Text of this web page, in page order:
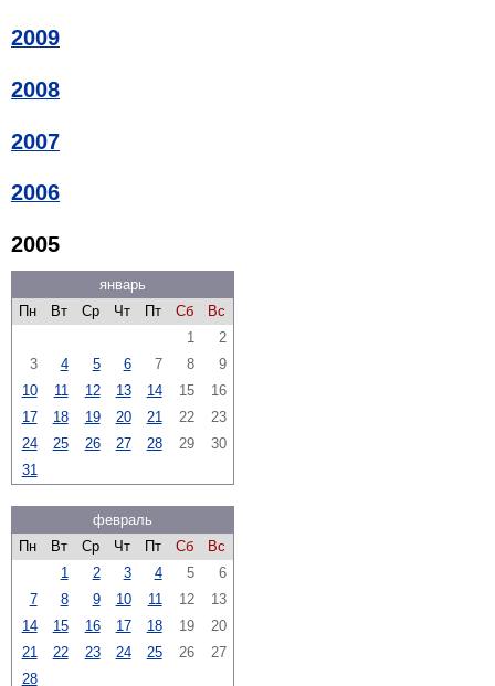
2009
2008
2007
2006
2005
январь
Пн
Вт Ср Чт Пт Сб
Вс
1
2
3
4 5 6 7 8
9
10
11 12 13 14 15
16
17
18 19 20 21 22
23
24
25 26 27 28 29
30
31
февраль
Пн
Вт Ср Чт Пт Сб
Вс
1
2 3 4 5
6
7
8 9 10 11 12
13
14
15 16 17 18 19
20
21
22 23 24 25 26
27
28